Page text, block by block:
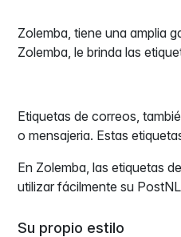
Zolemba, tiene una amplia
Zolemba, le brinda las
Etiquetas de correos,
o mensajeria. Estas
En Zolemba, las etiquetas
utilizar fácilmente su
Su propio estilo